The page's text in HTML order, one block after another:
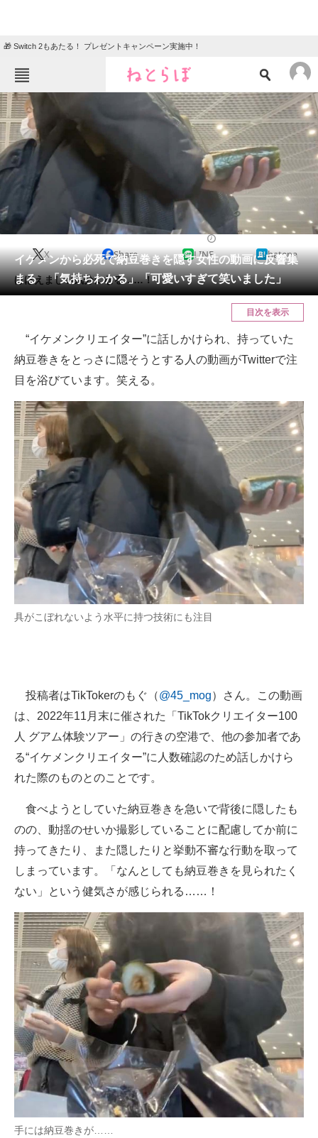
🎁 Switch 2もあたる！ プレゼントキャンペーン実施中！
ねとらぼメニュー
TOP ニュース
エンタメ クイズ
グルメ
住まい 教育・育児
動物 リサーチ
会員記事
メディア
スマホと通信の最新トレンド
進化するPCとデバイスの未来
好きが集まる 比べて選べる
ビジネスと働き方のヒント
AI活用のいまが分かる
企業ITのトレンドを詳説
経営リーダーのコミュニティ
マーケ×ITの今がよく分かる
ITエンジニア向け専門サイト
製造業のIT導入・活用を支援
モノづくり技術者専門サイト
エレクトロニクス専門サイト
電子設計の基本と応用
エネルギーの専門メディア
建設×テクノロジーの最前線
ちょっと気になるネットの話題
イケメンから必死で納豆巻きを隠す女性の動画に反響集
まる 「気持ちわかる」「可愛いすぎて笑いました」
X Share LINE hatena
ほほえましい気分になる……！
目次を表示
“イケメンクリエイター”に話しかけられ、持っていた
納豆巻きをとっさに隠そうとする人の動画がTwitterで注
目を浴びています。笑える。
具がこぼれないよう水平に持つ技術にも注目
投稿者はTikTokerのもぐ（@45_mog）さん。この動画
は、2022年11月末に催された「TikTokクリエイター100
人 グアム体験ツアー」の行きの空港で、他の参加者であ
る“イケメンクリエイター”に人数確認のため話しかけら
れた際のものとのことです。
食べようとしていた納豆巻きを急いで背後に隠したも
のの、動揺のせいか撮影していることに配慮してか前に
持ってきたり、また隠したりと挙動不審な行動を取って
しまっています。「なんとしても納豆巻きを見られたく
ない」という健気さが感じられる……！
手には納豆巻きが……